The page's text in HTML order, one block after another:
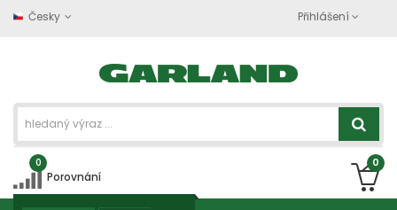
Česky Přihlášení
0
Porovnání
0